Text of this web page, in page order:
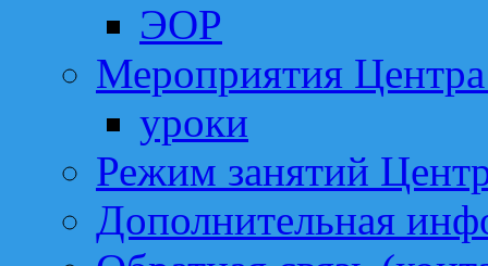
ЭОР
Мероприятия
уроки
Режим занятий
Дополнительная